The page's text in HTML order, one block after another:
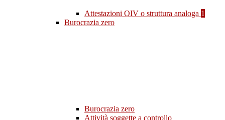
Attestazioni OIV o struttura analoga 1
Burocrazia zero
Burocrazia zero
Attività soggette a controllo